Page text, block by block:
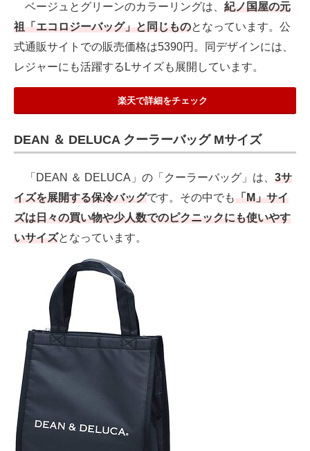
ベージュとグリーンのカラーリングは、 紀ノ国屋の元
祖「エコロジーバッグ」と同じものとなっています。公
式通販サイトでの販売価格は5390円。同デザインには、
レジャーにも活躍するLサイズも展開しています。
楽天で詳細をチェック
DEAN ＆ DELUCA クーラーバッグ Mサイズ
「DEAN ＆ DELUCA」の「クーラーバッグ」は、 3サ
イズを展開する保冷バッグです。その中でも「M」サイ
ズは日々の買い物や少人数でのピクニックにも使いやす
いサイズとなっています。